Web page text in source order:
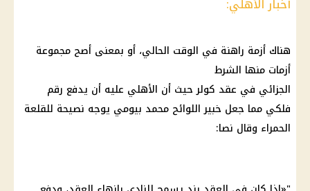
هناك أزمة راهنة في الوقت الحالي، أو بمعنى أصح مجموعة
أزمات منها الشرط
الجزائي في عقد كولرحيث أن الأهلي عليه أن يدفع رقم
فلكي مما جعل خبير اللوائح محمد بيومي يوجه نصيحة للقلعة
الحمراء وقال نصا: